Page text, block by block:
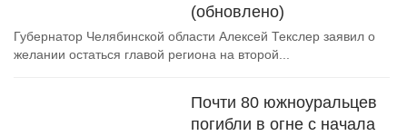
(обновлено)
Губернатор Челябинской области Алексей Текслер заявил о
желании остаться главой региона на второй...
Почти 80 южноуральцев
погибли в огне с начала